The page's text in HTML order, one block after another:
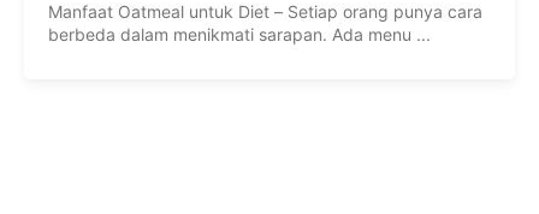
Manfaat Oatmeal untuk Diet – Setiap orang punya cara
berbeda dalam menikmati sarapan. Ada menu ...